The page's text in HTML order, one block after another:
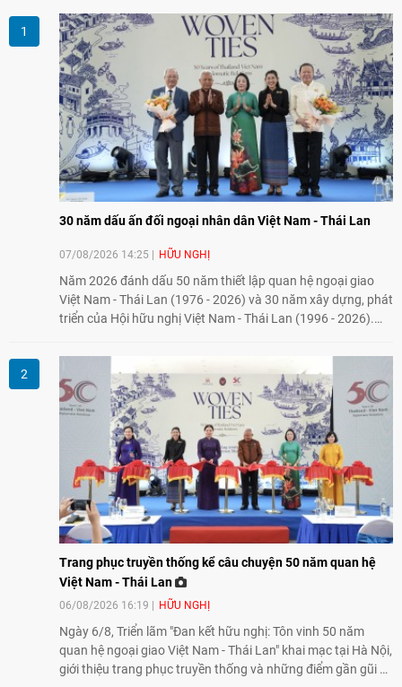
30 năm dấu ấn đối ngoại nhân dân Việt Nam - Thái Lan
07/08/2026 14:25 HỮU NGHỊ
Năm 2026 đánh dấu 50 năm thiết lập quan hệ ngoại giao
Việt Nam - Thái Lan (1976 - 2026) và 30 năm xây dựng, phát
triển của Hội hữu nghị Việt Nam - Thái Lan (1996 - 2026).
tình hữu nghị, đồng thời từng bước mở rộng hoạt động từ
giao lưu truyền thống sang kết nối địa phương, doanh
nghiệp, giáo dục, văn hóa và thế hệ trẻ, góp phần tăng
cường sự hiểu biết và hợp tác giữa nhân dân hai nước.
Trang phục truyền thống kể câu chuyện 50 năm quan hệ
Việt Nam - Thái Lan
06/08/2026 16:19 HỮU NGHỊ
Ngày 6/8, Triển lãm "Đan kết hữu nghị: Tôn vinh 50 năm
quan hệ ngoại giao Việt Nam - Thái Lan" khai mạc tại Hà Nội,
giới thiệu trang phục truyền thống và những điểm gần gũi về